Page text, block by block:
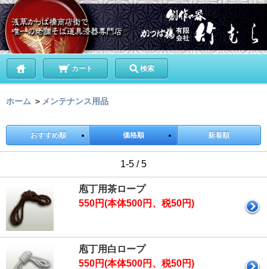
カート 検索
ホーム ＞ メンテナンス用品
おすすめ順 価格順 新着順
1-5 / 5
庖丁用茶ロープ
550円(本体500円、税50円)
庖丁用白ロープ
550円(本体500円、税50円)